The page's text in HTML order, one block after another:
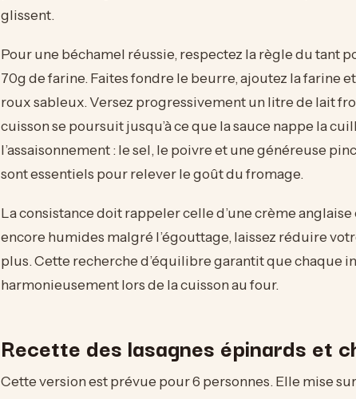
glissent.
Pour une béchamel réussie, respectez la règle du tant
70g de farine. Faites fondre le beurre, ajoutez la farine
roux sableux. Versez progressivement un litre de lait
cuisson se poursuit jusqu’à ce que la sauce nappe la
l’assaisonnement : le sel, le poivre et une généreuse
sont essentiels pour relever le goût du fromage.
La consistance doit rappeler celle d’une crème anglaise
encore humides malgré l’égouttage, laissez réduire
plus. Cette recherche d’équilibre garantit que chaque
harmonieusement lors de la cuisson au four.
Recette des lasagnes épinards et
Cette version est prévue pour 6 personnes. Elle mise